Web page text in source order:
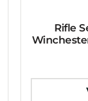
Rifle